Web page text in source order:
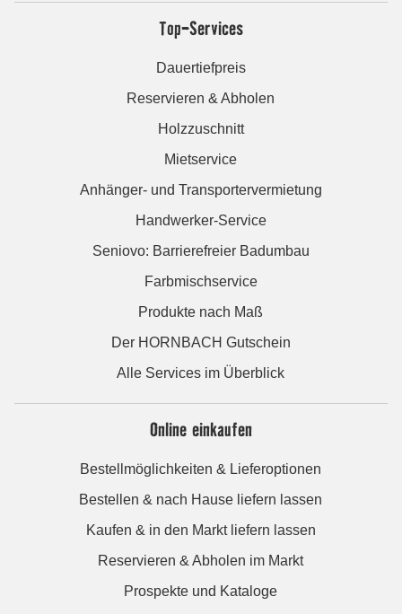
Top-Services
Dauertiefpreis
Reservieren & Abholen
Holzzuschnitt
Mietservice
Anhänger- und Transportervermietung
Handwerker-Service
Seniovo: Barrierefreier Badumbau
Farbmischservice
Produkte nach Maß
Der HORNBACH Gutschein
Alle Services im Überblick
Online einkaufen
Bestellmöglichkeiten & Lieferoptionen
Bestellen & nach Hause liefern lassen
Kaufen & in den Markt liefern lassen
Reservieren & Abholen im Markt
Prospekte und Kataloge